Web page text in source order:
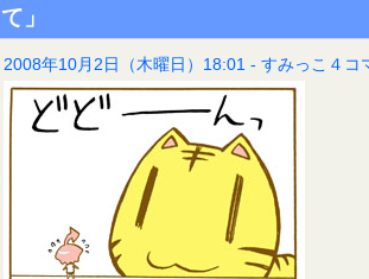
て」
2008年10月2日（木曜日）18:01 - すみっこ４コ